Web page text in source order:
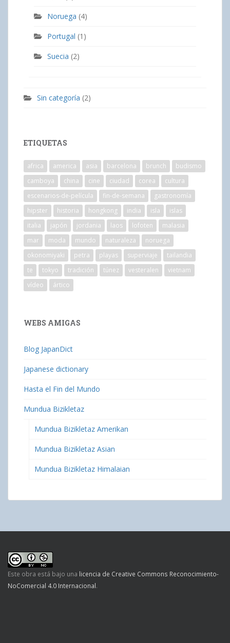
Noruega (4)
Portugal (1)
Suecia (2)
Sin categoría (2)
ETIQUETAS
africa america asia barcelona brunch
budismo
camboya
china cine ciudad corea
cultura
escenarios-de-película
fin-de-semana
gastronomía
hipster
historia hongkong india isla
islas
italia
japón jordania laos lofoten
malasia
mar
moda mundo naturaleza
noruega
okonomiyaki
petra playas superviaje
tailandia
te
tokyo tradición túnez vesteralen
vietnam
vídeo
ártico
WEBS AMIGAS
Blog JapanDict
Japanese dictionary
Hasta el Fin del Mundo
Mundua Bizikletaz
Mundua Bizikletaz Amerikan
Mundua Bizikletaz Asian
Mundua Bizikletaz Himalaian
Este obra está bajo una licencia de Creative Commons Reconocimiento-
NoComercial 4.0 Internacional.